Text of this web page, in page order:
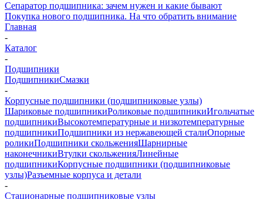
Сепаратор подшипника: зачем нужен и какие бывают
Покупка нового подшипника. На что обратить внимание
Главная
-
Каталог
-
Подшипники
ПодшипникиСмазки
-
Корпусные подшипники (подшипниковые узлы)
Шариковые подшипникиРоликовые подшипникиИгольчатые
подшипникиВысокотемпературные и низкотемпературные
подшипникиПодшипники из нержавеющей сталиОпорные
роликиПодшипники скольженияШарнирные
наконечникиВтулки скольженияЛинейные
подшипникиКорпусные подшипники (подшипниковые
узлы)Разъемные корпуса и детали
-
Стационарные подшипниковые узлы